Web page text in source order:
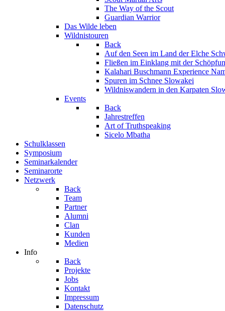
The Way of the Scout
Guardian Warrior
Das Wilde leben
Wildnistouren
Back
Auf den Seen im Land der Elche
Fließen im Einklang mit der
Kalahari Buschmann Experience
Spuren im Schnee Slowakei
Wildniswandern in den Karpaten
Events
Back
Jahrestreffen
Art of Truthspeaking
Sicelo Mbatha
Schulklassen
Symposium
Seminarkalender
Seminarorte
Netzwerk
Back
Team
Partner
Alumni
Clan
Kunden
Medien
Info
Back
Projekte
Jobs
Kontakt
Impressum
Datenschutz